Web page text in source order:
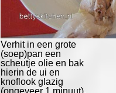
Verhit in een grote
(soep)pan een
scheutje olie en bak
hierin de ui en
knoflook glazig
(ongeveer 1 minuut),